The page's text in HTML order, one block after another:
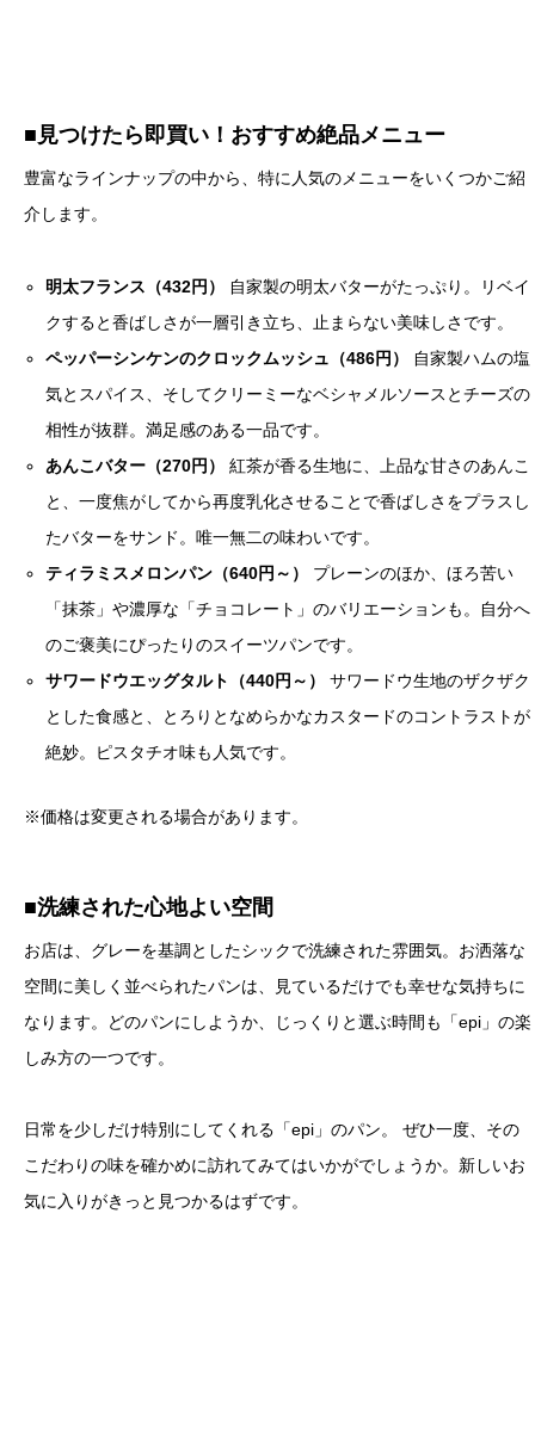
■見つけたら即買い！おすすめ絶品メニュー
豊富なラインナップの中から、特に人気のメニューをいくつかご紹
介します。
明太フランス（432円）
自家製の明太バターがたっぷり。リベイ
クすると香ばしさが一層引き立ち、止まらない美味しさです。
ペッパーシンケンのクロックムッシュ（486円）
自家製ハムの塩
気とスパイス、そしてクリーミーなベシャメルソースとチーズの
相性が抜群。満足感のある一品です。
あんこバター（270円）
紅茶が香る生地に、上品な甘さのあんこ
と、一度焦がしてから再度乳化させることで香ばしさをプラスし
たバターをサンド。唯一無二の味わいです。
ティラミスメロンパン（640円～）
プレーンのほか、ほろ苦い
「抹茶」や濃厚な「チョコレート」のバリエーションも。自分へ
のご褒美にぴったりのスイーツパンです。
サワードウエッグタルト（440円～）
サワードウ生地のザクザク
とした食感と、とろりとなめらかなカスタードのコントラストが
絶妙。ピスタチオ味も人気です。
※価格は変更される場合があります。
■洗練された心地よい空間
お店は、グレーを基調としたシックで洗練された雰囲気。お洒落な
空間に美しく並べられたパンは、見ているだけでも幸せな気持ちに
なります。どのパンにしようか、じっくりと選ぶ時間も「epi」の楽
しみ方の一つです。
日常を少しだけ特別にしてくれる「epi」のパン。 ぜひ一度、その
こだわりの味を確かめに訪れてみてはいかがでしょうか。新しいお
気に入りがきっと見つかるはずです。